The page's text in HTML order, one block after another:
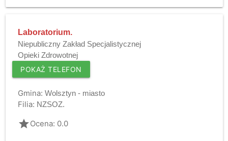
Laboratorium.
Niepubliczny Zakład Specjalistycznej
Opieki Zdrowotnej
POKAŻ TELEFON
Gmina: Wolsztyn - miasto
Filia: NZSOZ.
gradeOcena: 0.0